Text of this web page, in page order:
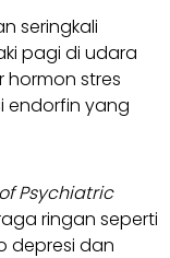
seringkali
pagi di udara
hormon stres
endorfin yang
Psychiatric
ringan seperti
depresi dan